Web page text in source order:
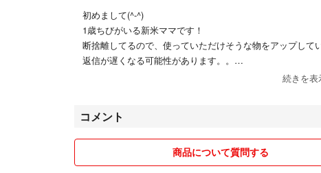
初めまして(^-^)
1歳ちびがいる新米ママです！
断捨離してるので、使っていただけそうな物をアップして
返信が遅くなる可能性があります。。
なるべく簡易包装で送らせていただきます。
配送を4-7日頂いてますが、子育ての合間で早めに送付さ
続きを表
コメント
商品について質問する